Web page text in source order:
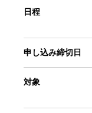
日程
申し込み締切日
対象